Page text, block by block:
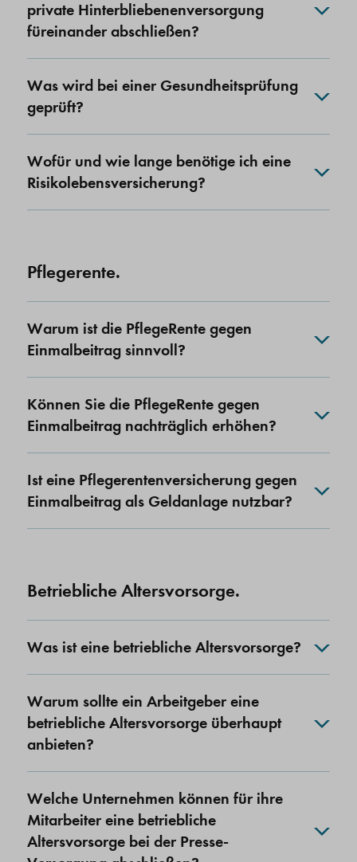
private Hinterbliebenenversorgung
füreinander abschließen?
Was wird bei einer Gesundheitsprüfung
geprüft?
Wofür und wie lange benötige ich eine
Risikolebensversicherung?
Pflegerente.
Warum ist die PflegeRente gegen
Einmalbeitrag sinnvoll?
Können Sie die PflegeRente gegen
Einmalbeitrag nachträglich erhöhen?
Ist eine Pflegerentenversicherung gegen
Einmalbeitrag als Geldanlage nutzbar?
Betriebliche Altersvorsorge.
Was ist eine betriebliche Altersvorsorge?
Warum sollte ein Arbeitgeber eine
betriebliche Altersvorsorge überhaupt
anbieten?
Welche Unternehmen können für ihre
Mitarbeiter eine betriebliche
Altersvorsorge bei der Presse-